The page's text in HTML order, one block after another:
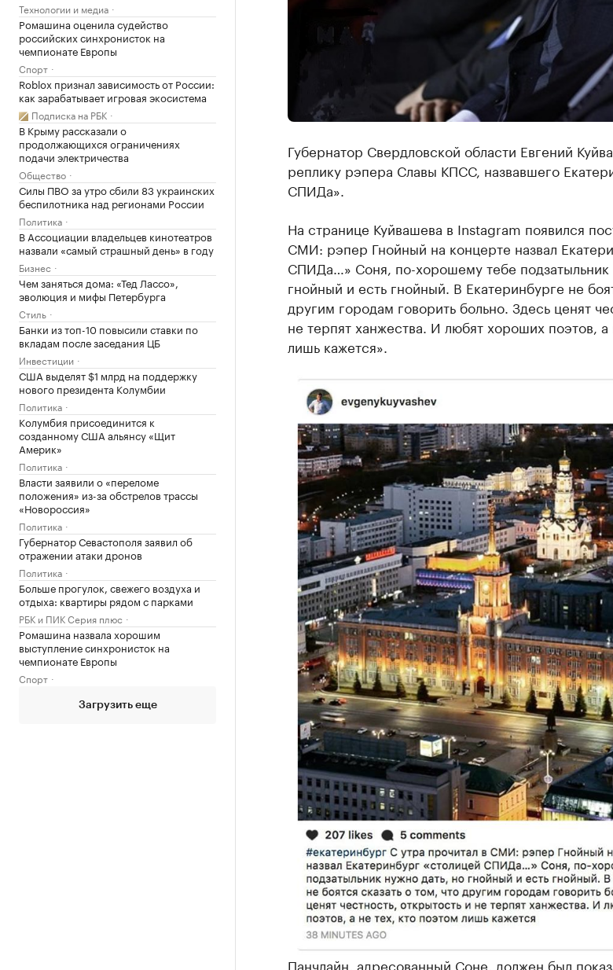
Технологии и медиа
Ромашина оценила судейство
российских синхронисток на
чемпионате Европы
Спорт
Roblox признал зависимость от России:
как зарабатывает игровая экосистема
Подписка на РБК
В Крыму рассказали о
продолжающихся ограничениях
подачи электричества
Общество
Силы ПВО за утро сбили 83 украинских
беспилотника над регионами России
Политика
В Ассоциации владельцев кинотеатров
назвали «самый страшный день» в году
Бизнес
Чем заняться дома: «Тед Лассо»,
эволюция и мифы Петербурга
Стиль
Банки из топ-10 повысили ставки по
вкладам после заседания ЦБ
Инвестиции
США выделят $1 млрд на поддержку
нового президента Колумбии
Политика
Колумбия присоединится к
созданному США альянсу «Щит
Америк»
Политика
Власти заявили о «переломе
положения» из-за обстрелов трассы
«Новороссия»
Политика
Губернатор Севастополя заявил об
отражении атаки дронов
Политика
Больше прогулок, свежего воздуха и
отдыха: квартиры рядом с парками
РБК и ПИК Серия плюс
Ромашина назвала хорошим
выступление синхронисток на
чемпионате Европы
Спорт
Загрузить еще
Губернатор Свердловской области Евгений
реплику рэпера Славы КПСС, назвавшего
СПИДа».
На странице Куйвашева в Instagram появился
СМИ: рэпер Гнойный на концерте назвал
СПИДа…» Соня, по-хорошему тебе подзатыльник
гнойный и есть гнойный. В Екатеринбурге не
другим городам говорить больно. Здесь ценят
не терпят ханжества. И любят хороших поэтов, а
лишь кажется».
Панчлайн, адресованный Соне, должен был